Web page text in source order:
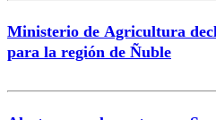
Ministerio de Agricultura
para la región de Ñuble